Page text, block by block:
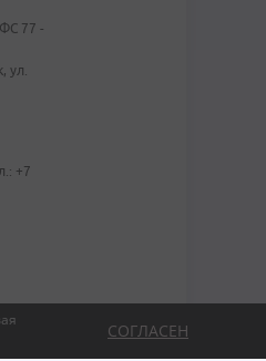
СОГЛАСЕН
77 -
ул.
+7